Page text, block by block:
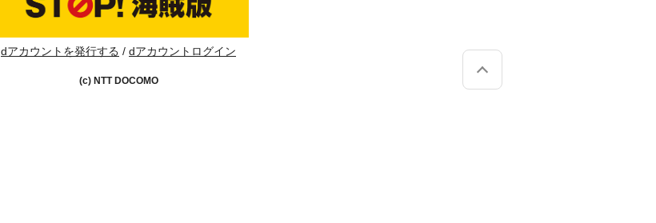
dアカウントを発行する dアカウントログイン
(c) NTT DOCOMO